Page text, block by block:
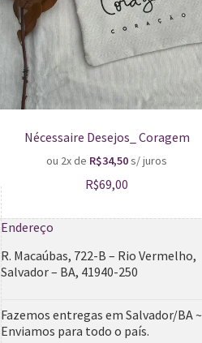
Nécessaire Desejos_ Coragem
ou 2x de R$34,50s/ juros
R$69,00
Endereço
R. Macaúbas, 722-B – Rio Vermelho,
Salvador – BA, 41940-250
Fazemos entregas em Salvador/BA ~
Enviamos para todo o país.